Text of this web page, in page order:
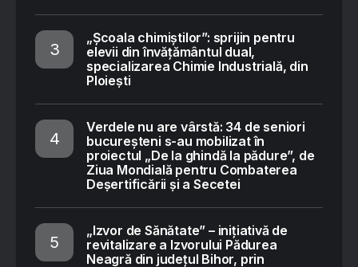
„Școala chimiștilor”: sprijin pentru
elevii din învățământul dual,
specializarea Chimie Industrială, din
Ploiești
Verdele nu are vârstă: 34 de seniori
bucureșteni s-au mobilizat în
proiectul „De la ghindă la pădure”, de
Ziua Mondială pentru Combaterea
Deșertificării și a Secetei
„Izvor de Sănătate” – inițiativă de
revitalizare a Izvorului Pădurea
Neagră din județul Bihor, prin